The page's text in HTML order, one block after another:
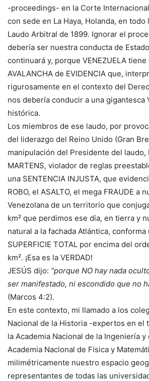
-proceedings- en la Corte
con sede en La Haya, Holanda, en
Laudo Arbitral de 1899. Ignorar el
debería ser nuestra conducta de
continuará y, porque VENEZUELA tiene
AVALANCHA de EVIDENCIA que,
rigurosamente en el contexto del
nos debería conducir a una gigantesca
histórica.
Los miembros de ese laudo, por
del liderazgo del Reino Unido (Gran
manipulación del Presidente del laudo,
MARTENS, violador de reglas
una SENTENCIA INJUSTA, que
ROBO, el ASALTO, el mega FRAUDE a
Venezolana de un territorio que
km² que perdimos ese día, en tierra y
natural a la fachada Atlántica,
SUPERFICIE TOTAL por encima del
km². ¡Esa es la VERDAD!
JESÚS dijo: “porque NO hay nada
ser manifestado, ni escondido que no
(Marcos 4:2).
En este contexto, mi llamado a los
Nacional de la Historia -expertos en el
la Academia Nacional de la Ingeniería y
Academia Nacional de Física y
milimétricamente nuestro espacio
representantes de todas las